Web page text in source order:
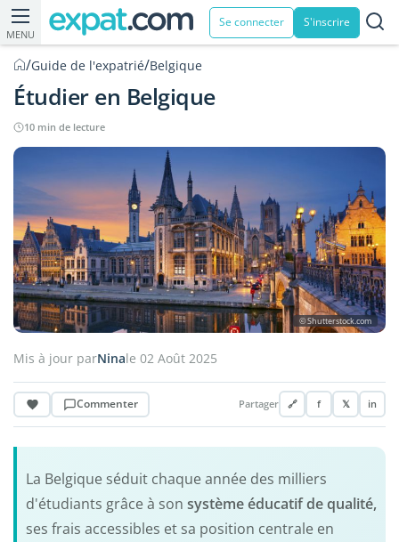
MENU
Se connecter S'inscrire
/Guide de l'expatrié/Belgique
Étudier en Belgique
10 min de lecture
© Shutterstock.com
Mis à jour parNinale 02 Août 2025
Commenter Partager 🔗 f 𝕏 in
La Belgique séduit chaque année des milliers
d'étudiants grâce à son système éducatif de qualité,
ses frais accessibles et sa position centrale en